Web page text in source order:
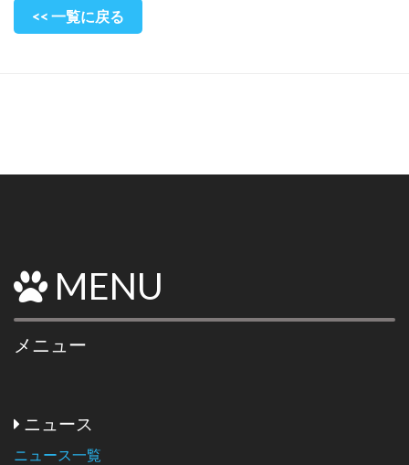
<< 一覧に戻る
MENU
メニュー
ニュース
ニュース一覧